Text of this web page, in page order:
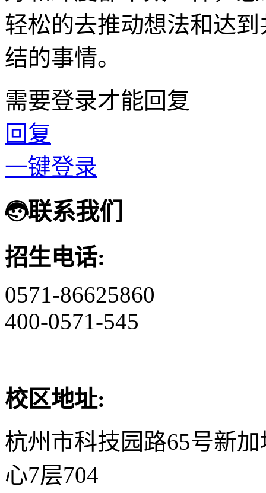
轻松的去推动想法和达
结的事情。
需要登录才能回复
回复
一键登录
联系我们
招生电话:
0571-86625860
400-0571-545
校区地址:
杭州市科技园路65号新
心7层704